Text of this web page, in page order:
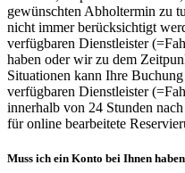
gewünschten Abholtermin zu
nicht immer berücksichtigt
verfügbaren Dienstleister
haben oder wir zu dem
Situationen kann Ihre
verfügbaren Dienstleister
innerhalb von 24 Stunden
für online bearbeitete
Muss ich ein Konto bei Ihnen